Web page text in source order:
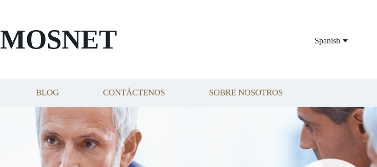
MOSNET Spanish
BLOG CONTÁCTENOS SOBRE NOSOTROS